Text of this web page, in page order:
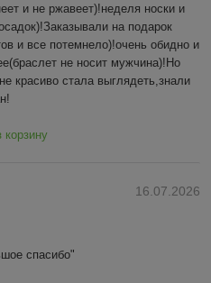
и не ржавеет)!неделя носки и
на подарок
и все потемнело)!очень обидно и
не носит мужчина)!Но
красиво стала выглядеть,знали
16.07.2026
спасибо"